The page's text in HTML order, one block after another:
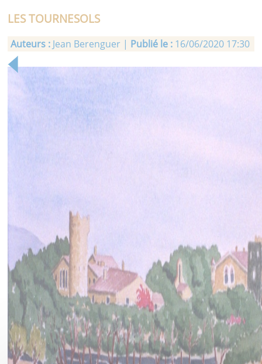
LES TOURNESOLS
Auteurs : Jean Berenguer | Publié le : 16/06/2020 17:30